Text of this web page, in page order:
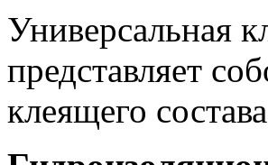
Универсальная
представляет
клеящего